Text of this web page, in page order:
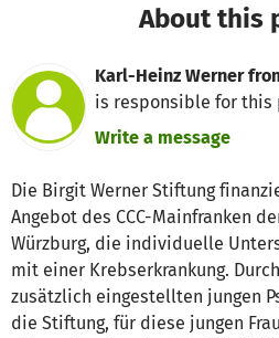
About this
Karl-Heinz Werner
is responsible for this
Write a message
Die Birgit Werner Stiftung
Angebot des CCC-Mainfranken
Würzburg, die individuelle
mit einer Krebserkrankung.
zusätzlich eingestellten jungen
die Stiftung, für diese jungen